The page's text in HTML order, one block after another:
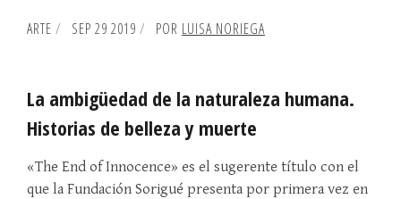
ARTE SEP 29 2019 POR LUISA NORIEGA
La ambigüedad de la naturaleza humana.
Historias de belleza y muerte
«The End of Innocence» es el sugerente título con el
que la Fundación Sorigué presenta por primera vez en